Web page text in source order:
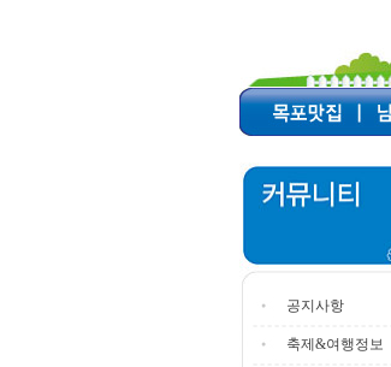
공지사항
축제&여행정보